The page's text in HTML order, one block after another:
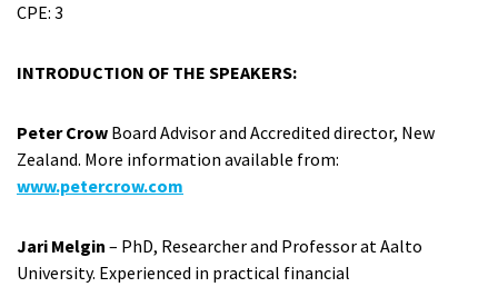
CPE: 3
INTRODUCTION OF THE SPEAKERS:
Peter Crow Board Advisor and Accredited director, New
Zealand. More information available from:
www.petercrow.com
Jari Melgin – PhD, Researcher and Professor at Aalto
University. Experienced in practical financial